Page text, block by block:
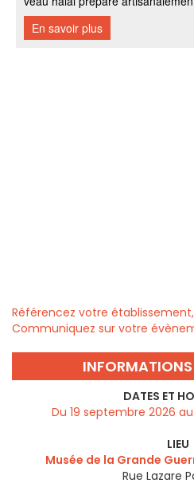
Référencez votre
Communiquez sur votre
DATES ET
Du 19 septembre 2026
LIEU
Musée de la Grande
Rue Lazare